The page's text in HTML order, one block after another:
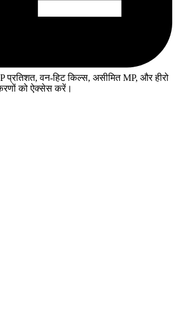
वन-हिट किल्स, असीमित MP, और हीरो
को ऐक्सेस करें।